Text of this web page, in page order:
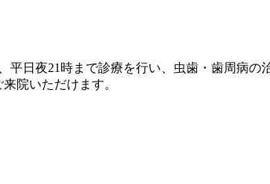
日夜21時まで診療を行い、虫歯・歯周病
院いただけます。